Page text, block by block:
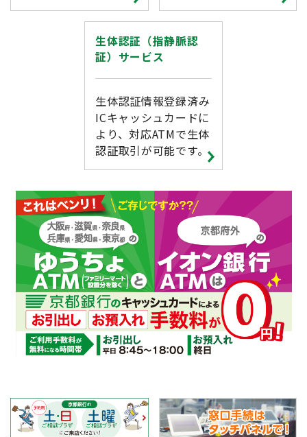
生体認証（指静脈認
証）サービス
生体認証情報登録済み
ICキャッシュカードに
より、対応ATMで生体
認証取引が可能です。